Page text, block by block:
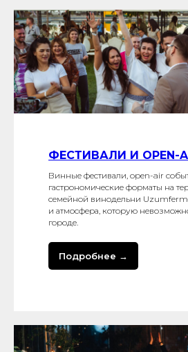
ФЕСТИВАЛИ И OPEN-
Винные фестивали, open-air
гастрономические форматы на
семейной винодельни
и атмосфера, которую
городе.
Подробнее →